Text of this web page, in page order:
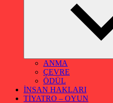
ANMA
ÇEVRE
ÖDÜL
İNSAN HAKLARI
TİYATRO – OYUN